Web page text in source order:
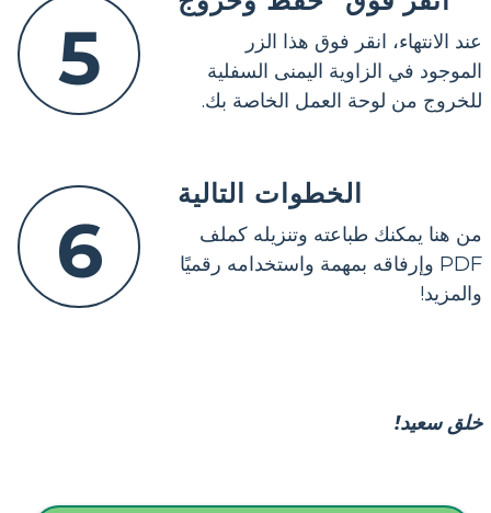
5
عند الانتهاء، انقر فوق هذا الزر
الموجود في الزاوية اليمنى السفلية
للخروج من لوحة العمل الخاصة بك.
6
الخطوات التالية
من هنا يمكنك طباعته وتنزيله كملف
PDF وإرفاقه بمهمة واستخدامه رقميًا
والمزيد!
خلق سعيد!